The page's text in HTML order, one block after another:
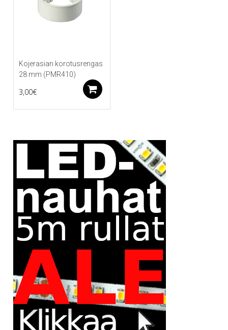
Kojerasian korotusrengas
28 mm (PMR410)
3,00€